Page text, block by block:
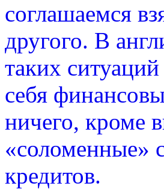
соглашаемся
другого. В
таких
себя
ничего, кроме
«соломенные»
кредитов.